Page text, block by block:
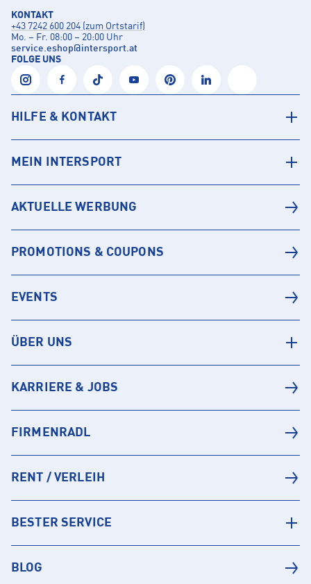
KONTAKT
+43 7242 600 204 (zum Ortstarif)
Mo. – Fr. 08:00 – 20:00 Uhr
service.eshop@intersport.at
FOLGE UNS
HILFE & KONTAKT
MEIN INTERSPORT
AKTUELLE WERBUNG
PROMOTIONS & COUPONS
EVENTS
ÜBER UNS
KARRIERE & JOBS
FIRMENRADL
RENT / VERLEIH
BESTER SERVICE
BLOG